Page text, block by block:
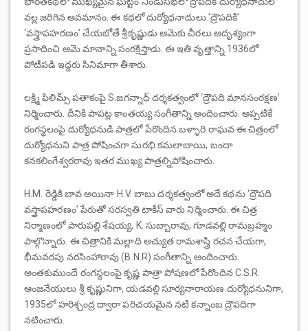
వల్ల జరిగిన అవమానం. ఈ కథలో దుర్యోధనాదులు ‘ద్రౌపదికి’
‘వస్త్రాపహరణం’ చేయబోతే శ్రీకృష్ణుడు ఆమెకు చీరలు అదృశ్యంగా
ప్రసాదించి ఆమె మానాన్ని సంరక్షిస్తాడు. ఈ ఇతి వృత్తాన్ని 1936లో
పోటీపడి ఇద్దరు సినిమాగా తీశారు.
లక్ష్మి ఫిలిమ్స్ పతాకంపై S.జగన్నాధ్ దర్శకత్వంలో ‘ద్రౌపది మానసంరక్షణ’
నిర్మించారు. దీనికి పాపట్ల కాంతయ్య సంగీతాన్ని అందించారు. అప్పటికే
రంగస్థలంపై దుర్యోధనుడి పాత్రలో పేరొందిన బళ్ళారి రాఘవ ఈ చిత్రంలో
దుర్యోధనుని పాత్ర పోషించగా సురభి కమలాబాయి, బందా
కనకలింగేశ్వరరావు ఇతర ముఖ్య పాత్రల్నిపోషించారు.
H.M. రెడ్డికి బావ అయినా H.V. బాబు దర్శకత్వంలో అదే కథను ‘ద్రౌపది
వస్త్రాపహరణం’ పేరుతో సరస్వతి టాకీస్ వారు నిర్మించారు. ఈ చిత్ర
నిర్మాణంలో పారుపల్లి శేషయ్య, K. సుబ్బారావు, గూడవల్లి రామబ్రహ్మం
పాల్గొన్నారు. ఈ చిత్రానికి మల్లాది అచ్యుత రామశాస్త్రి రచన చేయగా,
భీమవరపు నరసింహారావు (B.N.R) సంగీతాన్ని అందించారు.
అంతకుముందే రంగస్థలంపై కృష్ణ పాత్రా పోషణలో పేరొందిన C.S.R.
ఆంజనేయులు శ్రీ కృష్ణునిగా, యడవల్లి సూర్యనారాయణ దుర్యోధనునిగా,
1935లో హరిశ్చంద్ర ద్వారా పరిచయమైన నటి కన్నాంబ ద్రౌపదిగా
నటించారు.